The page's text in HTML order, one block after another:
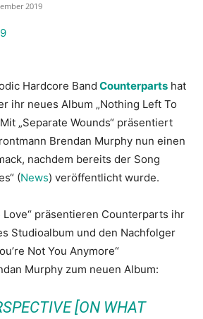
2019
Hardcore Band Counterparts hat
ihr neues Album „Nothing Left To
„Separate Wounds“ präsentiert
Brendan Murphy nun einen
nachdem bereits der Song
(News) veröffentlicht wurde.
Love“ präsentieren Counterparts ihr
Studioalbum und den Nachfolger
Not You Anymore“
Murphy zum neuen Album:
[ON WHAT